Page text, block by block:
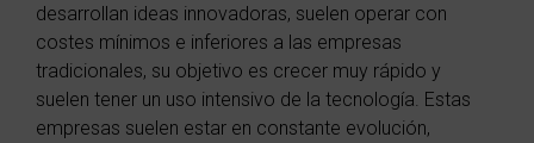
desarrollan ideas innovadoras, suelen operar con
costes mínimos e inferiores a las empresas
tradicionales, su objetivo es crecer muy rápido y
suelen tener un uso intensivo de la tecnología. Estas
empresas suelen estar en constante evolución,